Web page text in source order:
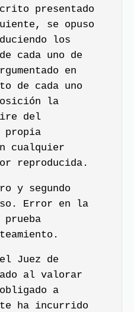
presentado
se opuso
los
cada uno de
en
de cada uno
la
del
propia
cualquier
reproducida.
y segundo
Error en la
Juez de
al valorar
a
ha incurrido